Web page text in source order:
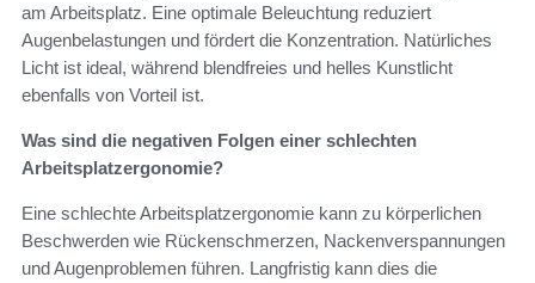
am Arbeitsplatz. Eine optimale Beleuchtung reduziert
Augenbelastungen und fördert die Konzentration. Natürliches
Licht ist ideal, während blendfreies und helles Kunstlicht
ebenfalls von Vorteil ist.
Was sind die negativen Folgen einer schlechten
Arbeitsplatzergonomie?
Eine schlechte Arbeitsplatzergonomie kann zu körperlichen
Beschwerden wie Rückenschmerzen, Nackenverspannungen
und Augenproblemen führen. Langfristig kann dies die